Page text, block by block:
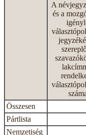
A
és a
Összesen
Pártlista
Nemzetiség